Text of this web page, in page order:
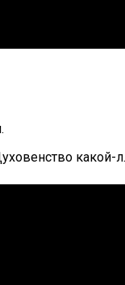
какой-